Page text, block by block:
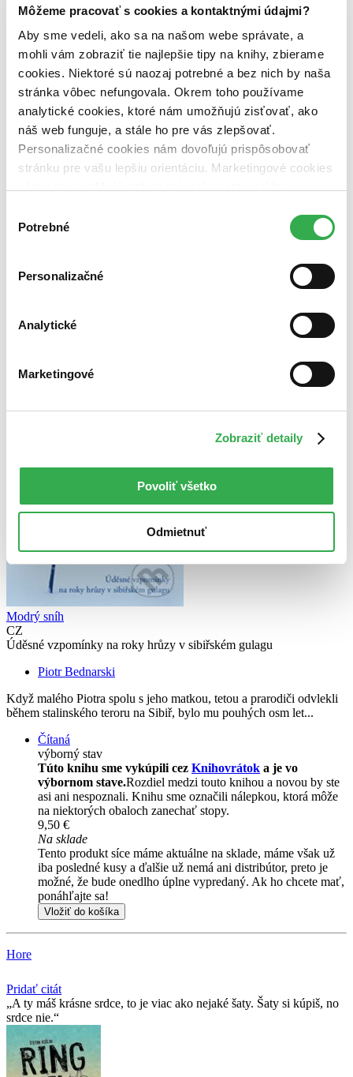
Môžeme pracovať s cookies a kontaktnými údajmi?
Aby sme vedeli, ako sa na našom webe správate, a
mohli vám zobraziť tie najlepšie tipy na knihy, zbierame
cookies. Niektoré sú naozaj potrebné a bez nich by naša
stránka vôbec nefungovala. Okrem toho používame
analytické cookies, ktoré nám umožňujú zisťovať, ako
náš web funguje, a stále ho pre vás zlepšovať.
Personalizačné cookies nám dovoľujú prispôsobovať
stránku pre vašu lepšiu orientáciu. Marketingové cookies
nám pomohlo, keby sme mohli používať všetky tieto
súhlasu
Potrebné
Personalizačné
Analytické
Marketingové
Zobraziť detaily
Povoliť všetko
Odmietnuť
pevná väzba (1 titul)pevná väzba1
Zúžiť výber
Zoradiť
Bestsellery
Top hodnotené
Najdrahšie
Najlacnejšie
Knihy dostupné
Modrý sníh
CZ
Úděsné vzpomínky na roky hrůzy v sibiřském gulagu
Piotr Bednarski
Když malého Piotra spolu s jeho matkou, tetou a prarodiči odvlekli
během stalinského teroru na Sibiř, bylo mu pouhých osm let...
Čítaná
výborný stav
Túto knihu sme vykúpili cez Knihovrátok a je vo
výbornom stave.Rozdiel medzi touto knihou a novou by ste
asi ani nespoznali. Knihu sme označili nálepkou, ktorá môže
na niektorých obaloch zanechať stopy.
9,50 €
Na sklade
Tento produkt síce máme aktuálne na sklade, máme však už
iba posledné kusy a ďalšie už nemá ani distribútor, preto je
možné, že bude onedlho úplne vypredaný. Ak ho chcete mať,
ponáhľajte sa!
Vložiť do košíka
Hore
Pridať citát
A ty máš krásne srdce, to je viac ako nejaké šaty. Šaty si kúpiš, no
srdce nie.